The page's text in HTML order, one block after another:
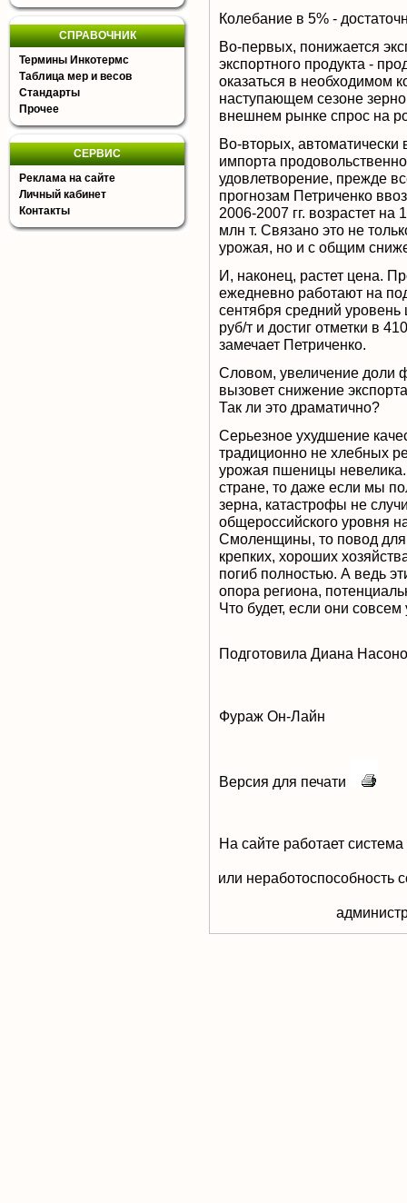
СПРАВОЧНИК
Термины Инкотермс
Таблица мер и весов
Стандарты
Прочее
СЕРВИС
Реклама на сайте
Личный кабинет
Контакты
Колебание в 5% -
Во-первых, понижается
экспортного продукта -
оказаться в необходимом
наступающем сезоне
внешнем рынке спрос на
Во-вторых, автоматически
импорта
удовлетворение, прежде
прогнозам Петриченко
2006-2007 гг. возрастет на
млн т. Связано это не
урожая, но и с общим
И, наконец, растет цена.
ежедневно работают на
сентября средний
руб/т и достиг отметки в
замечает Петриченко.
Словом, увеличение доли
вызовет снижение
Так ли это драматично?
Серьезное ухудшение
традиционно не хлебных
урожая пшеницы
стране, то даже если мы
зерна, катастрофы не
общероссийского уровня
Смоленщины, то повод для
крепких, хороших
погиб полностью. А ведь
опора региона,
Что будет, если они
Подготовила Диана
Фураж Он-Лайн
Версия для печати
На сайте работает
или неработоспособность